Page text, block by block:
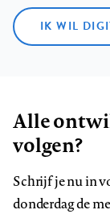
IK WIL
Alle
volgen?
Schrijf je nu in
donderdag de